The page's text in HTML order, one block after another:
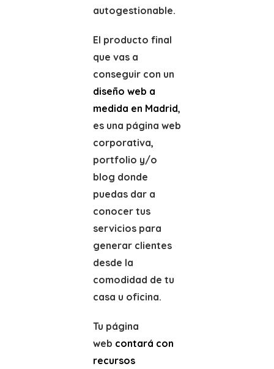
autogestionable.
El producto final
que vas a
conseguir con un
diseño web a
medida en Madrid,
es una página web
corporativa,
portfolio y/o
blog donde
puedas dar a
conocer tus
servicios para
generar clientes
desde la
comodidad de tu
casa u oficina.
Tu página
web contará con
recursos